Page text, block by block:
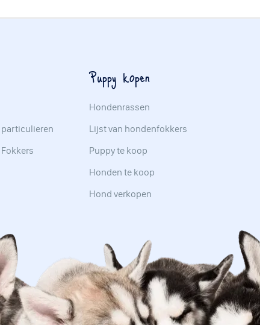
particulieren
Puppy kopen
Hondenrassen
Lijst van hondenfokkers
Puppy te koop
Honden te koop
Hond verkopen